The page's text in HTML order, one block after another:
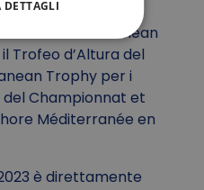
anche parte dei
l’IMA Mediterranean
Trofeo d’Altura del
Trophy per i
del Championnat et
Méditerranée en
è direttamente
DETTAGLI